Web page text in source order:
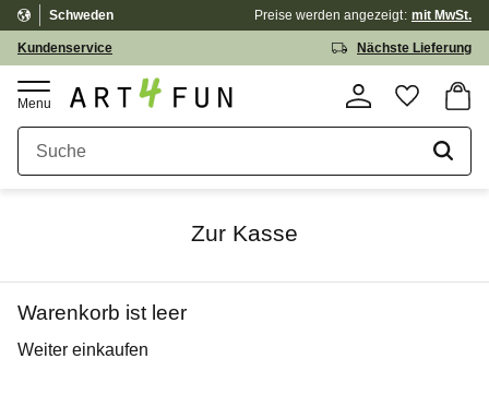
Menü
Kundenservice Nächste Lieferung
Schweden Preise werden angezeigt mit MwSt.
Zur Kasse
Warenkorb ist leer
Weiter einkaufen